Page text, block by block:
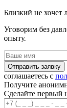
Близкий не хочет
Уговорим без
опыту.
Отправить заявку
соглашаетесь с
Получите
Сделайте первый